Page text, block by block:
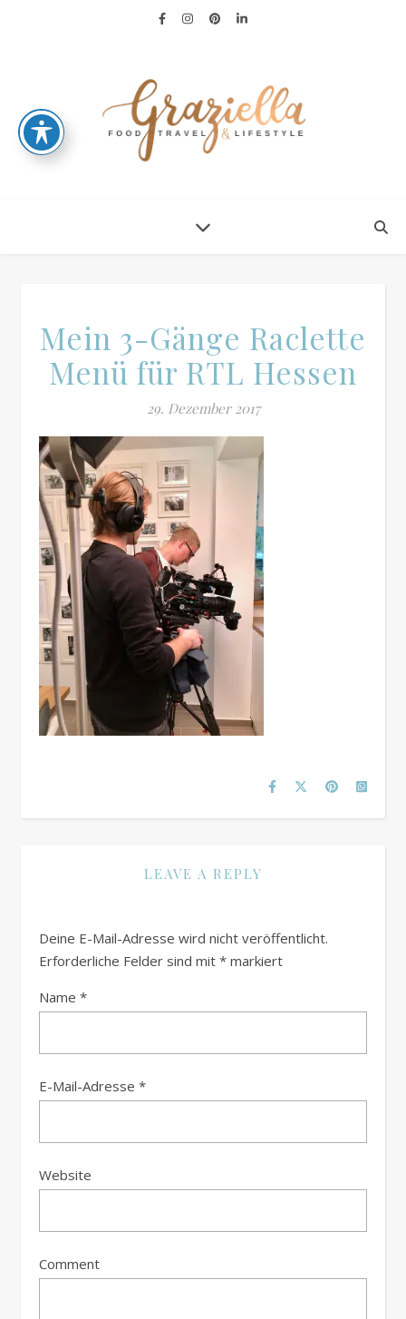
Mein 3-Gänge Raclette
Menü für RTL Hessen
29. Dezember 2017
LEAVE A REPLY
Deine E-Mail-Adresse wird nicht veröffentlicht.
Erforderliche Felder sind mit * markiert
Name *
E-Mail-Adresse *
Website
Comment